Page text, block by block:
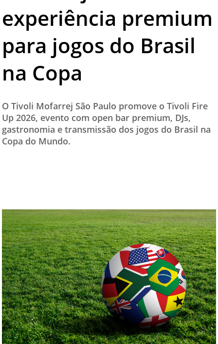
TESTADO E APROVADO
ÚLTIMAS NOTÍCIAS
PARCEIROS
experiência premium
para jogos do Brasil
na Copa
O Tivoli Mofarrej São Paulo promove o Tivoli Fire
Up 2026, evento com open bar premium, DJs,
gastronomia e transmissão dos jogos do Brasil na
Copa do Mundo.